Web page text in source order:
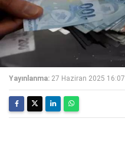
Yayınlanma: 27 Haziran 2025 16:07